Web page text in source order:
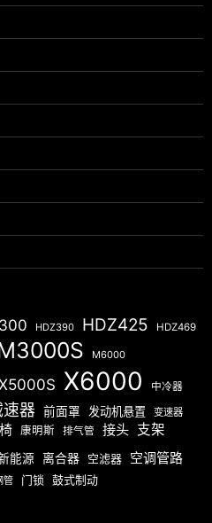
HDZ390 HDZ425 HDZ469
M6000
X6000 中冷器
速器 前面罩 发动机悬置 变速器
康明斯 排气管 接头 支架
能源 离合器 空滤器 空调管路
管 门锁 鼓式制动